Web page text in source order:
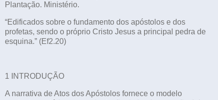
Plantação. Ministério.
“Edificados sobre o fundamento dos apóstolos e dos
profetas, sendo o próprio Cristo Jesus a principal pedra de
esquina.” (Ef2.20)
1 INTRODUÇÃO
A narrativa de Atos dos Apóstolos fornece o modelo